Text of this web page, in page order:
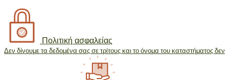
Πολιτική ασφαλείας
Δεν δίνουμε τα δεδομένα σας σε τρίτους και το όνομα του καταστήματος δεν